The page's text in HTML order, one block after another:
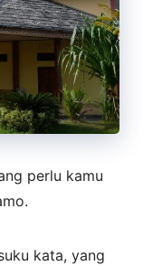
perlu kamu
kata, yang